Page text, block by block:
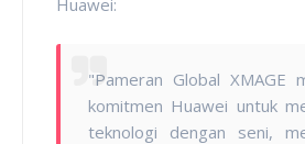
"Pameran Global XMAGE
komitmen Huawei untuk
teknologi dengan seni,